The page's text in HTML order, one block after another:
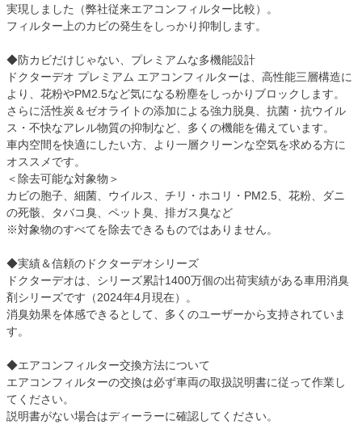
実現しました（弊社従来エアコンフィルター比較）。
フィルター上のカビの発生をしっかり抑制します。
◆防カビだけじゃない、プレミアムな多機能設計
ドクターデオ プレミアム エアコンフィルターは、高性能三層構造に
より、花粉やPM2.5など気になる粉塵をしっかりブロックします。
さらに活性炭＆ゼオライトの添加による強力脱臭、抗菌・抗ウイル
ス・不快なアレル物質の抑制など、多くの機能を備えています。
車内空間を快適にしたい方、より一層クリーンな空気を求める方に
オススメです。
＜除去可能な対象物＞
カビの胞子、細菌、ウイルス、チリ・ホコリ・PM2.5、花粉、ダニ
の死骸、タバコ臭、ペット臭、排ガス臭など
※対象物のすべてを除去できるものではありません。
◆実績＆信頼のドクターデオシリーズ
ドクターデオは、シリーズ累計1400万個の出荷実績がある車用消臭
剤シリーズです（2024年4月現在）。
消臭効果を体感できるとして、多くのユーザーから支持されていま
す。
◆エアコンフィルター交換方法について
エアコンフィルターの交換は必ず車両の取扱説明書に従って作業し
てください。
説明書がない場合はディーラーに確認してください。